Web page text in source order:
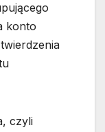
konto
czyli